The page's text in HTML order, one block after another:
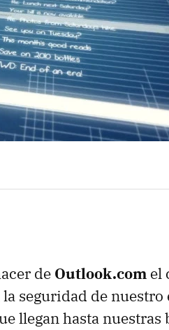
de Outlook.com el
seguridad de nuestro
llegan hasta nuestras